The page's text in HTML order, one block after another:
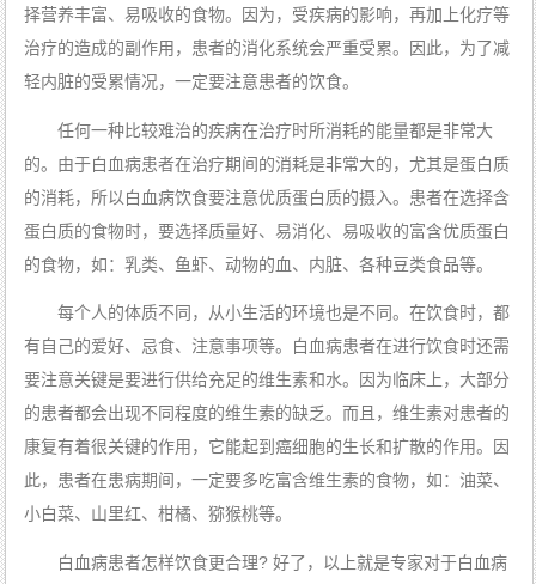
择营养丰富、易吸收的食物。因为，受疾病的影响，再加上化疗等
治疗的造成的副作用，患者的消化系统会严重受累。因此，为了减
轻内脏的受累情况，一定要注意患者的饮食。
任何一种比较难治的疾病在治疗时所消耗的能量都是非常大
的。由于白血病患者在治疗期间的消耗是非常大的，尤其是蛋白质
的消耗，所以白血病饮食要注意优质蛋白质的摄入。患者在选择含
蛋白质的食物时，要选择质量好、易消化、易吸收的富含优质蛋白
的食物，如：乳类、鱼虾、动物的血、内脏、各种豆类食品等。
每个人的体质不同，从小生活的环境也是不同。在饮食时，都
有自己的爱好、忌食、注意事项等。白血病患者在进行饮食时还需
要注意关键是要进行供给充足的维生素和水。因为临床上，大部分
的患者都会出现不同程度的维生素的缺乏。而且，维生素对患者的
康复有着很关键的作用，它能起到癌细胞的生长和扩散的作用。因
此，患者在患病期间，一定要多吃富含维生素的食物，如：油菜、
小白菜、山里红、柑橘、猕猴桃等。
白血病患者怎样饮食更合理? 好了，以上就是专家对于白血病